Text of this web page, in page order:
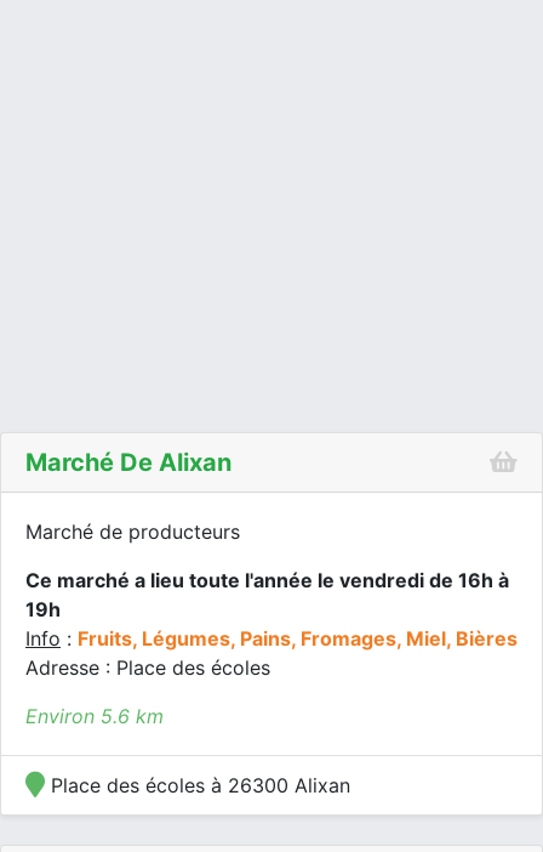
Marché De Alixan
Marché de producteurs
Ce marché a lieu toute l'année le vendredi de 16h à
19h
Info : Fruits, Légumes, Pains, Fromages, Miel, Bières
Adresse : Place des écoles
Environ 5.6 km
Place des écoles à 26300 Alixan